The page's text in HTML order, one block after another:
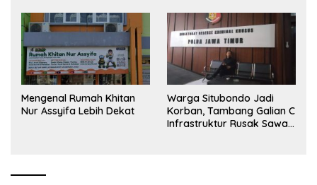
Mengenal Rumah Khitan
Nur Assyifa Lebih Dekat
Warga Situbondo Jadi
Korban, Tambang Galian C
Infrastruktur Rusak Sawah